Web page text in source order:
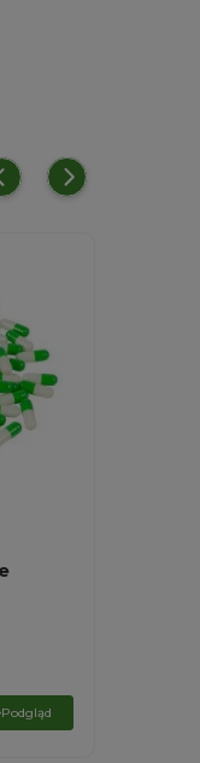
Podgląd